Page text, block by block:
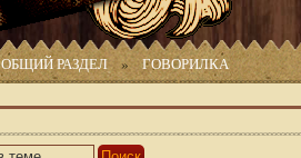
ОБЩИЙ РАЗДЕЛ » ГОВОРИЛКА